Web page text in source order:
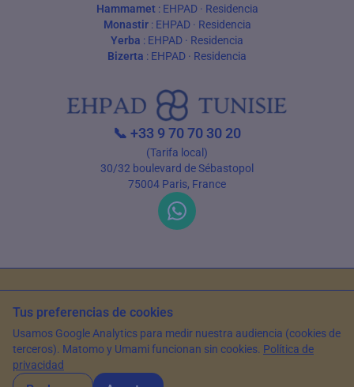
Hammamet: EHPAD· Residencia
Monastir: EHPAD· Residencia
Yerba : EHPAD · Residencia
Bizerta : EHPAD · Residencia
📞 +33 9 70 70 30 20
(Tarifa local)
30/32 boulevard de Sébastopol
75004 Paris, France
© 2026 EHPAD Tunisie — Todos los derechos reservados
Artículo escrito por Farès Bouslama, Presidente de SILVER RESORTS—
Actualizado el15 de mayo de 2026
Tus preferencias de cookies
Usamos Google Analytics para medir nuestra audiencia (cookies de
terceros). Matomo y Umami funcionan sin cookies. Política de
privacidad